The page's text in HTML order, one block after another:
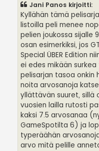
Jani Panos kirjoitti:
Kyllähän tämä
listoilla peli menee
pelien joukossa sijalle
osan esimerkiksi, jos
Special ÜBER Edition
ei edes mikään
pelisarjan tasoa onkin
noita arvosanoja
yllättävän suuret, sillä
vuosien lailla rutosti
kaksi 7.5 arvosanaa
GameSpotilta 6) ja
typeräähän
arvo mitä pelille